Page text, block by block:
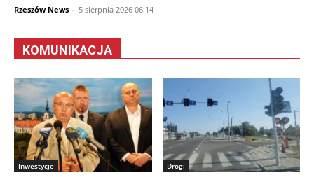
Rzeszów News - 5 sierpnia 2026 06:14
KOMUNIKACJA
Inwestycje Drogi